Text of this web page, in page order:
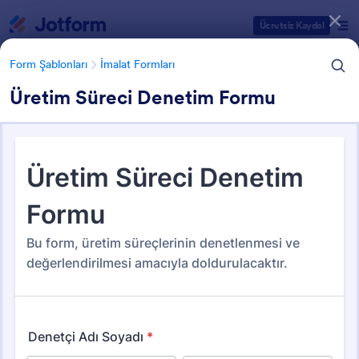
Ücretsiz Kaydol
Form Şablonları İmalat Formları
Üretim Süreci Denetim Formu
Form Şablonları İmalat Formları
İmalat Formları
Form Şablonu Kategorileri